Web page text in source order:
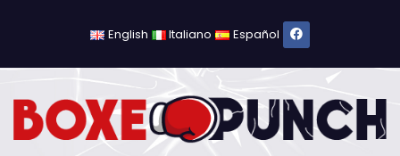
English Italiano Español